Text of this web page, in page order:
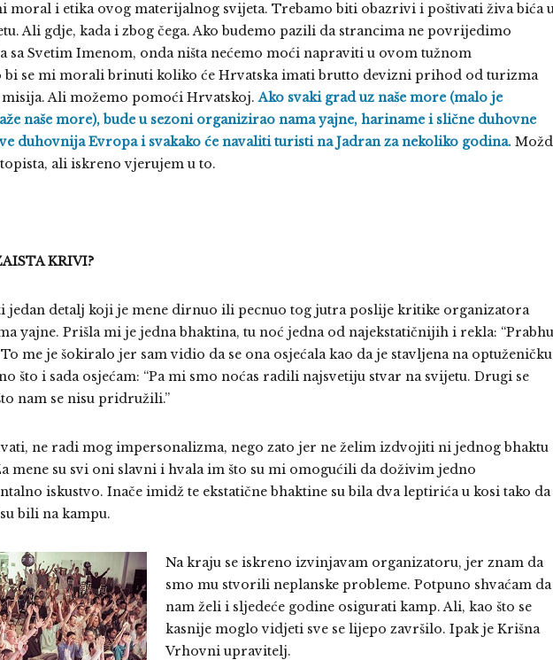
moral i etika ovog materijalnog svijeta. Trebamo biti obazrivi i poštivati živa bića
Ali gdje, kada i zbog čega. Ako budemo pazili da strancima ne povrijedimo
sa Svetim Imenom, onda ništa nećemo moći napraviti u ovom tužnom
bi se mi morali brinuti koliko će Hrvatska imati brutto devizni prihod od turizma
misija. Ali možemo pomoći Hrvatskoj.Ako svaki grad uz naše more (malo je
naše more), bude u sezoni organizirao nama yajne, hariname i slične duhovne
duhovnija Evropa i svakako će navaliti turisti na Jadran za nekoliko godina.
ali iskreno vjerujem u to.
KRIVI?
jedan detalj koji je mene dirnuo ili pecnuo tog jutra poslije kritike organizatora
yajne. Prišla mi je jedna bhaktina, tu noć jedna od najekstatičnijih i rekla:
me je šokiralo jer sam vidio da se ona osjećala kao da je stavljena na optuženičku
što i sada osjećam: “Pa mi smo noćas radili najsvetiju stvar na svijetu. Drugi se
nam se nisu pridružili.”
ne radi mog impersonalizma, nego zato jer ne želim izdvojiti ni jednog bhaktu
mene su svi oni slavni i hvala im što su mi omogućili da doživim jedno
iskustvo. Inače imidž te ekstatične bhaktine su bila dva leptirića u kosi tako da
bili na kampu.
Na kraju se iskreno izvinjavam organizatoru, jer znam da
smo mu stvorili neplanske probleme. Potpuno shvaćam da
nam želi i sljedeće godine osigurati kamp. Ali, kao što se
kasnije moglo vidjeti sve se lijepo završilo. Ipak je Krišna
Vrhovni upravitelj.